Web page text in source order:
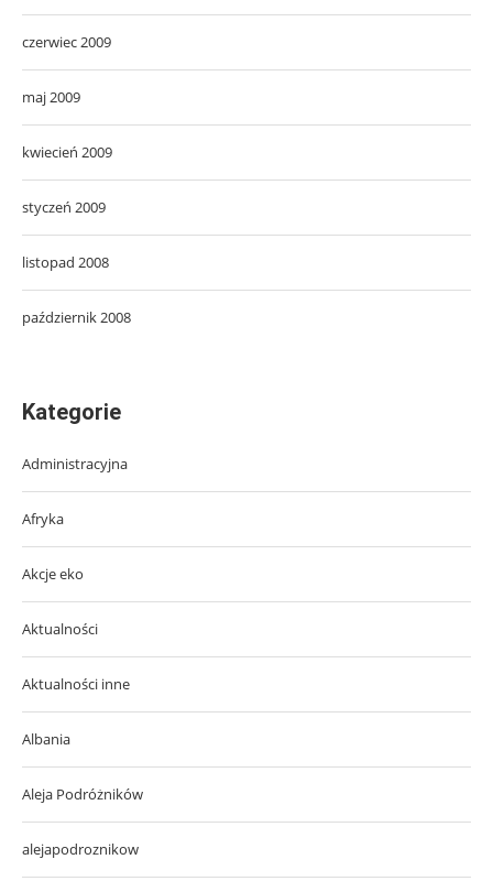
czerwiec 2009
maj 2009
kwiecień 2009
styczeń 2009
listopad 2008
październik 2008
Kategorie
Administracyjna
Afryka
Akcje eko
Aktualności
Aktualności inne
Albania
Aleja Podróżników
alejapodroznikow